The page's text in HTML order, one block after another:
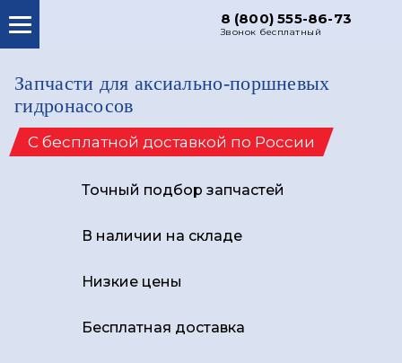
8 (800) 555-86-73
Звонок бесплатный
КАТАЛОГ ЗАПЧАСТЕЙ
РЕМОНТ
ЦЕНЫ
КОНТАКТЫ
Запчасти для аксиально-поршневых
гидронасосов
С бесплатной доставкой по России
Точный подбор запчастей
В наличии на складе
Низкие цены
Бесплатная доставка